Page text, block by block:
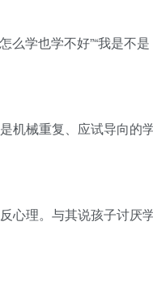
么学也学不好”“我是不是
机械重复、应试导向的
心理。与其说孩子讨厌